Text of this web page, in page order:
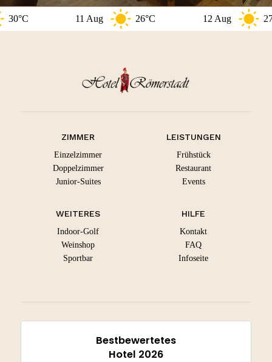
26°C 27°C
ZIMMER
Einzelzimmer
Doppelzimmer
Junior-Suites
LEISTUNGEN
Frühstück
Restaurant
Events
WEITERES
Indoor-Golf
Weinshop
Sportbar
HILFE
Kontakt
FAQ
Infoseite
Bestbewertetes
Hotel 2026